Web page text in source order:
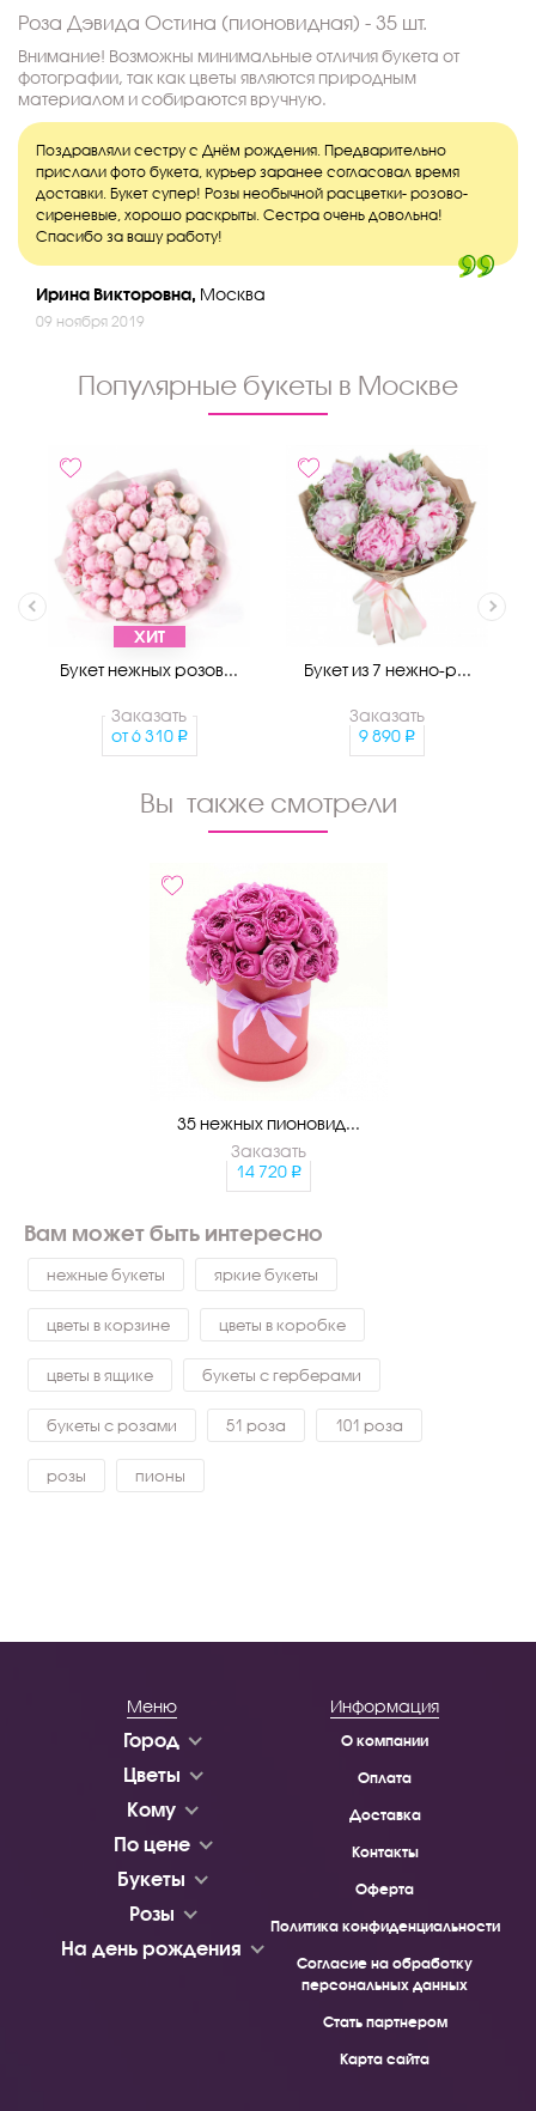
Роза Дэвида Остина (пионовидная) - 35 шт.
Внимание! Возможны минимальные отличия букета от
фотографии, так как цветы являются природным
материалом и собираются вручную.
Поздравляли сестру с Днём рождения. Предварительно
прислали фото букета, курьер заранее согласовал время
доставки. Букет супер! Розы необычной расцветки- розово-
сиреневые, хорошо раскрыты. Сестра очень довольна!
Спасибо за вашу работу!
Ирина Викторовна, Москва
09 ноября 2019
Популярные букеты в Москве
ХИТ
Букет нежных розов...
Заказать
от 6 310
Букет из 7 нежно-р...
Заказать
9 890
Вы также смотрели
35 нежных пионовид...
Заказать
14 720
Вам может быть интересно
нежные букеты яркие букеты
цветы в корзине цветы в коробке
цветы в ящике букеты с герберами
букеты с розами 51 роза 101 роза
розы пионы
Меню
Город
Цветы
Кому
По цене
Букеты
Розы
На день рождения
Информация
О компании
Оплата
Доставка
Контакты
Оферта
Политика конфиденциальности
Согласие на обработку
персональных данных
Стать партнером
Карта сайта